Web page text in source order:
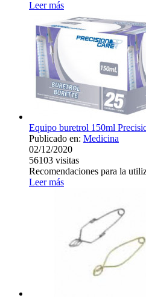
Leer más
Equipo buretrol 150ml
Publicado en: Medicina
02/12/2020
56103 visitas
Recomendaciones para la
Leer más